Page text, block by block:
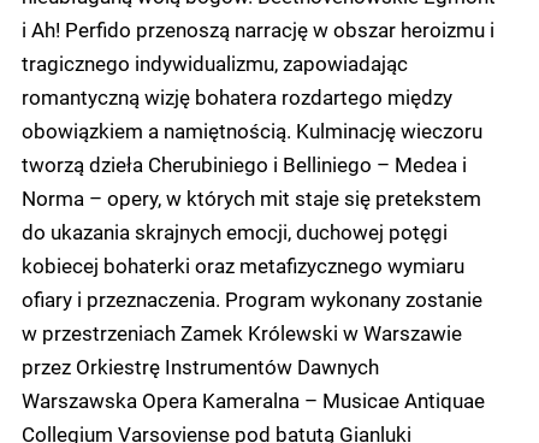
i Ah! Perfido przenoszą narrację w obszar heroizmu i
tragicznego indywidualizmu, zapowiadając
romantyczną wizję bohatera rozdartego między
obowiązkiem a namiętnością. Kulminację wieczoru
tworzą dzieła Cherubiniego i Belliniego – Medea i
Norma – opery, w których mit staje się pretekstem
do ukazania skrajnych emocji, duchowej potęgi
kobiecej bohaterki oraz metafizycznego wymiaru
ofiary i przeznaczenia. Program wykonany zostanie
w przestrzeniach Zamek Królewski w Warszawie
przez Orkiestrę Instrumentów Dawnych
Warszawska Opera Kameralna – Musicae Antiquae
Collegium Varsoviense pod batutą Gianluki